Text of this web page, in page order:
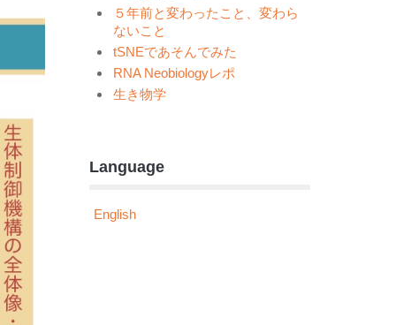
５年前と変わったこと、変わら
ないこと
tSNEであそんでみた
RNA Neobiologyレポ
生き物学
Language
English